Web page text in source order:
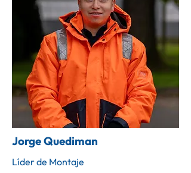
Jorge Quediman
Líder de Montaje